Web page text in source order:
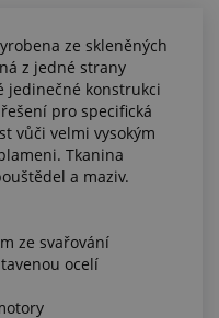
ze skleněných
z jedné strany
jedinečné konstrukci
pro specifická
vůči velmi vysokým
Tkanina
a maziv.
ze svařování
ocelí